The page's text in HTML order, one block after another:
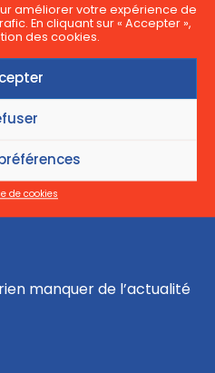
améliorer votre expérience de
En cliquant sur « Accepter »,
des cookies.
de cookies
manquer de l’actualité